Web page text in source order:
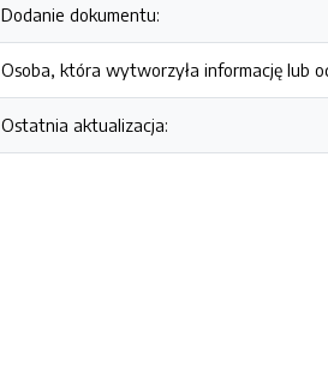
Dodanie dokumentu:
Osoba, która wytworzyła informację lub
Ostatnia aktualizacja: